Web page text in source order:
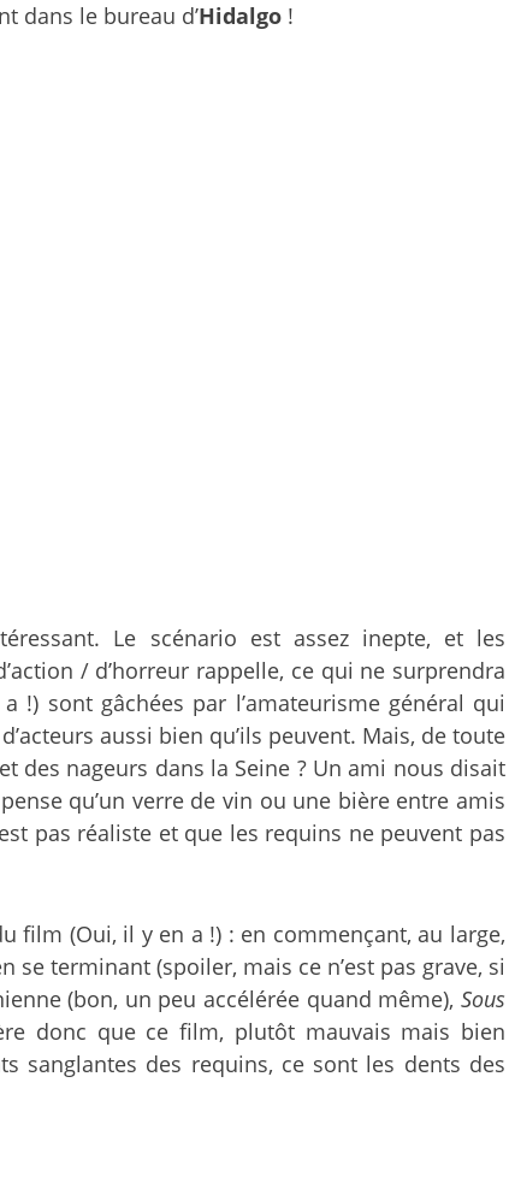
dans le bureau d’Hidalgo !
Le scénario est assez inepte, et les
/ d’horreur rappelle, ce qui ne surprendra
sont gâchées par l’amateurisme général qui
aussi bien qu’ils peuvent. Mais, de toute
des nageurs dans la Seine ? Un ami nous disait
qu’un verre de vin ou une bière entre amis
pas réaliste et que les requins ne peuvent pas
film (Oui, il y en a !) : en commençant, au large,
terminant (spoiler, mais ce n’est pas grave, si
(bon, un peu accélérée quand même), Sous
donc que ce film, plutôt mauvais mais bien
sanglantes des requins, ce sont les dents des